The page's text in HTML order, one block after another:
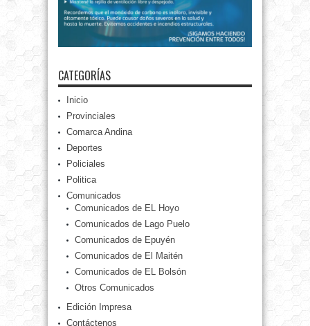
CATEGORÍAS
Inicio
Provinciales
Comarca Andina
Deportes
Policiales
Politica
Comunicados
Comunicados de EL Hoyo
Comunicados de Lago Puelo
Comunicados de Epuyén
Comunicados de El Maitén
Comunicados de EL Bolsón
Otros Comunicados
Edición Impresa
Contáctenos